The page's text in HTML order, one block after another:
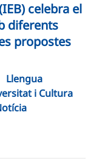
celebra el
diferents
propostes
Llengua
i Cultura